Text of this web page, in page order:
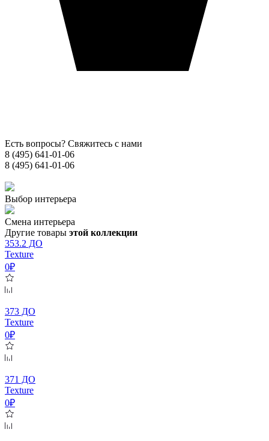
Есть вопросы? Свяжитесь с нами
8 (495) 641-01-06
8 (495) 641-01-06
Выбор интерьера
Смена интерьера
Другие товары этой коллекции
353.2 ДО
Texture
0₽
373 ДО
Texture
0₽
371 ДО
Texture
0₽